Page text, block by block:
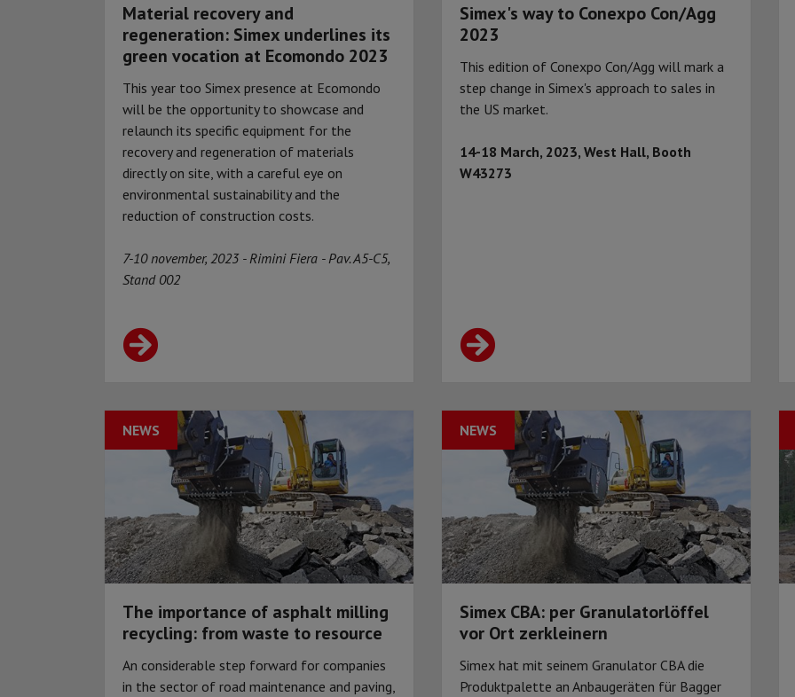
Material recovery and
regeneration: Simex underlines its
green vocation at Ecomondo 2023
This year too Simex presence at Ecomondo
will be the opportunity to showcase and
relaunch its specific equipment for the
recovery and regeneration of materials
directly on site, with a careful eye on
environmental sustainability and the
reduction of construction costs.
7-10 november, 2023 - Rimini Fiera - Pav. A5-C5,
Stand 002
Simex's way to Conexpo Con/Agg
2023
This edition of Conexpo Con/Agg will mark a
step change in Simex's approach to sales in
the US market.
14-18 March, 2023, West Hall, Booth
W43273
The importance of asphalt milling
recycling: from waste to resource
An considerable step forward for companies
in the sector of road maintenance and paving,
NEWS
Simex CBA: per Granulatorlöffel
vor Ort zerkleinern
Simex hat mit seinem Granulator CBA die
Produkt­palette an Anbaugeräten für Bagger
NEWS